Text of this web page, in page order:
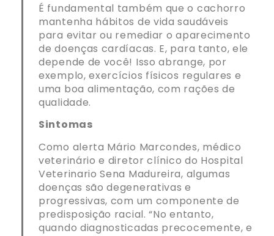
É fundamental também que o cachorro
mantenha hábitos de vida saudáveis
para evitar ou remediar o aparecimento
de doenças cardíacas. E, para tanto, ele
depende de você! Isso abrange, por
exemplo, exercícios físicos regulares e
uma boa alimentação, com rações de
qualidade.
Sintomas
Como alerta Mário Marcondes, médico
veterinário e diretor clínico do Hospital
Veterinario Sena Madureira, algumas
doenças são degenerativas e
progressivas, com um componente de
predisposição racial. “No entanto,
quando diagnosticadas precocemente, e